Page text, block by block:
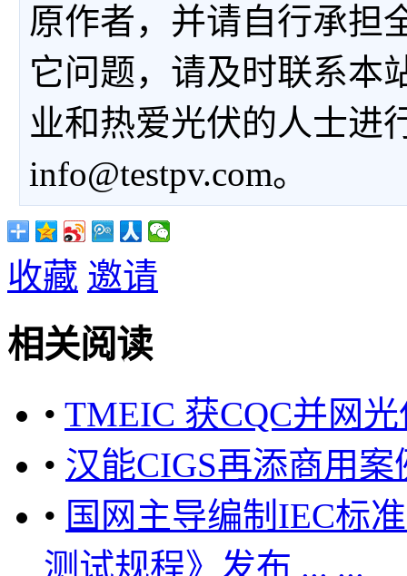
原作者，并请自行承担
它问题，请及时联系本
业和热爱光伏的人士进
info@testpv.com。
收藏 邀请
相关阅读
• TMEIC 获CQC并网
• 汉能CIGS再添商用
• 国网主导编制IEC标
测试规程》发布 ... ...